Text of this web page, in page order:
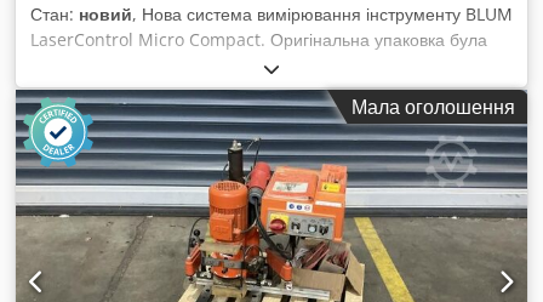
Стан: новий, Нова система вимірювання інструменту BLUM
LaserControl Micro Compact. Оригінальна упаковка була
відкрита виключно для створення фотографій.
Crjdpjzcgzfefx Aclsf Виробник: BLUM-Novotest Серія
продукту: LaserControl Micro Compact NT Тип: 87.0634-
014-NT-A6365/32-5/S1,6 Тип пристрою: лазерна система
вимірювання інструменту Модель: Micro Compact NT
Доступна кількість: 3 шт.
Мала оголошення